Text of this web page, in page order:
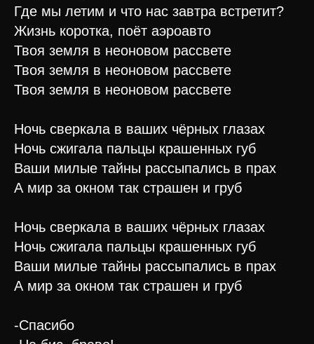
Где мы летим и что нас завтра встретит?
Жизнь коротка, поёт аэроавто
Твоя земля в неоновом рассвете
Твоя земля в неоновом рассвете
Твоя земля в неоновом рассвете
Ночь сверкала в ваших чёрных глазах
Ночь сжигала пальцы крашенных губ
Ваши милые тайны рассыпались в прах
А мир за окном так страшен и груб
Ночь сверкала в ваших чёрных глазах
Ночь сжигала пальцы крашенных губ
Ваши милые тайны рассыпались в прах
А мир за окном так страшен и груб
-Спасибо